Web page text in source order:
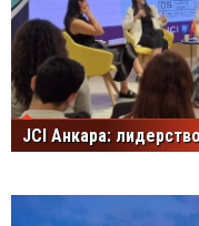
JCI Анкара: